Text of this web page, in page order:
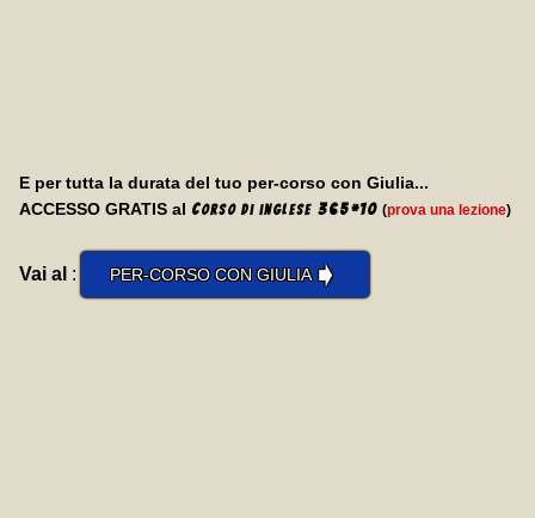
E per tutta la durata del tuo per-corso con Giulia...
ACCESSO GRATIS al Corso di inglese 365*10 (prova una lezione)
Vai al : PER-CORSO CON GIULIA➧